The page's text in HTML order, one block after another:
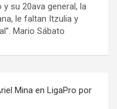
su 20ava general, la
le faltan Itzulia y
Mario Sábato
Mina en LigaPro por